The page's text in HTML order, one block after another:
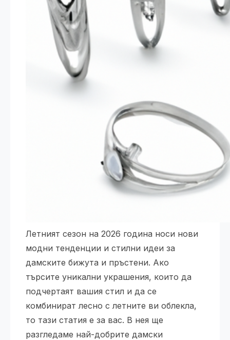
Летният сезон на 2026 година носи нови
модни тенденции и стилни идеи за
дамските бижута и пръстени. Ако
търсите уникални украшения, които да
подчертаят вашия стил и да се
комбинират лесно с летните ви облекла,
то тази статия е за вас. В нея ще
разгледаме най-добрите дамски